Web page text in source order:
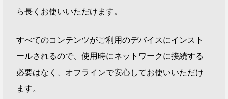
ら長くお使いいただけます。
すべてのコンテンツがご利用のデバイスにインスト
ールされるので、使用時にネットワークに接続する
必要はなく、オフラインで安心してお使いいただけ
ます。